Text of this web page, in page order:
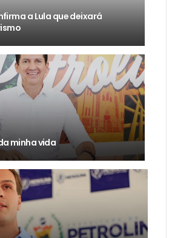
a Lula que deixará
minha vida